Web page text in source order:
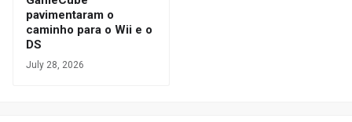
pavimentaram o
caminho para o Wii e o
DS
July 28, 2026